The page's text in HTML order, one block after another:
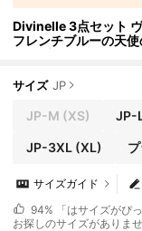
Divinelle 3点セット ヴ
フレンチブルーの天
ツガール、ボヘミアン
グブレイク、ブラン
トリップ、ネオンビ
ー、ミュージックフェ
サイズ JP
JP-M (XS) JP-
JP-3XL(XL)
サイズガイド
94% 「はサイズがぴ
お探しのサイズがありま